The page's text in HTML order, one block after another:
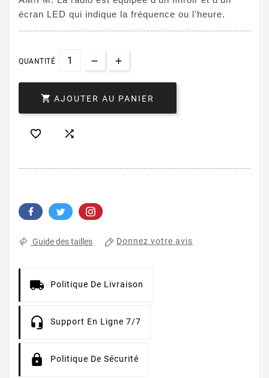
écran LED qui indique la fréquence ou l'heure.
QUANTITÉ
 AJOUTER AU PANIER
 
Guide des tailles Donnez votre avis
Politique De Livraison
Support En Ligne 7/7
Politique De Sécurité